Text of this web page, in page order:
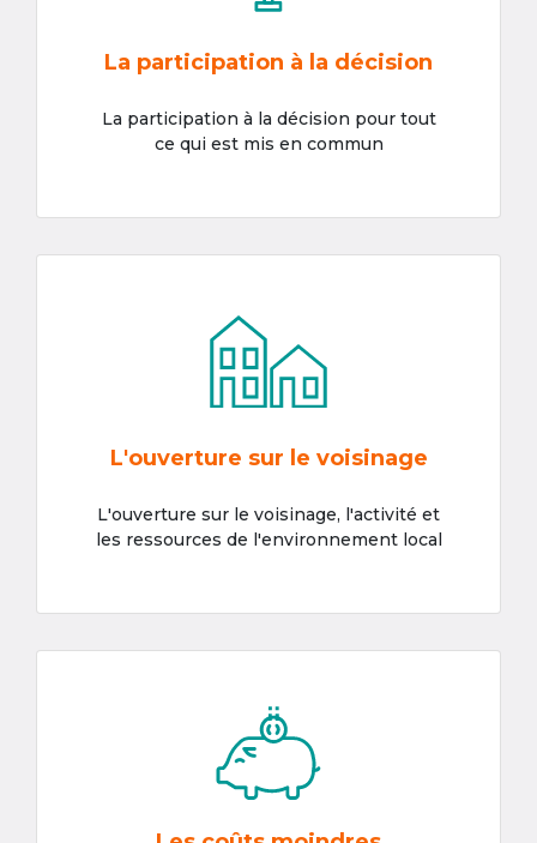
La participation à la décision
La participation à la décision pour tout
ce qui est mis en commun
L'ouverture sur le voisinage
L'ouverture sur le voisinage, l'activité et
les ressources de l'environnement local